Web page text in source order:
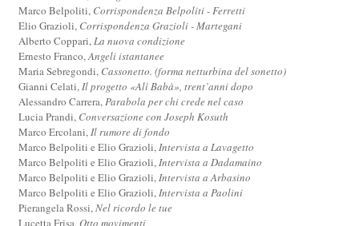
Marco Belpoliti, Corrispondenza Belpoliti - Ferretti
Elio Grazioli, Corrispondenza Grazioli - Martegani
Alberto Coppari,La nuova condizione
Ernesto Franco,Angeli istantanee
Maria Sebregondi, Cassonetto. (forma netturbina del sonetto)
Gianni Celati,Il progetto «Alì Babà», trent’anni dopo
Alessandro Carrera,Parabola per chi crede nel caso
Lucia Prandi, Conversazione con Joseph Kosuth
Marco Ercolani,Il rumore di fondo
Marco Belpoliti e Elio Grazioli,Intervista a Lavagetto
Marco Belpoliti e Elio Grazioli,Intervista a Dadamaino
Marco Belpoliti e Elio Grazioli,Intervista a Arbasino
Marco Belpoliti e Elio Grazioli,Intervista a Paolini
Pierangela Rossi,Nel ricordo le tue
Lucetta Frisa,Otto movimenti